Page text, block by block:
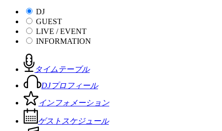
DJ
GUEST
LIVE / EVENT
INFORMATION
タイムテーブル
DJプロフィール
インフォメーション
ゲストスケジュール